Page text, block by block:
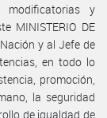
y
MINISTERIO DE
y al Jefe de
en todo lo
promoción,
la seguridad
de igualdad de